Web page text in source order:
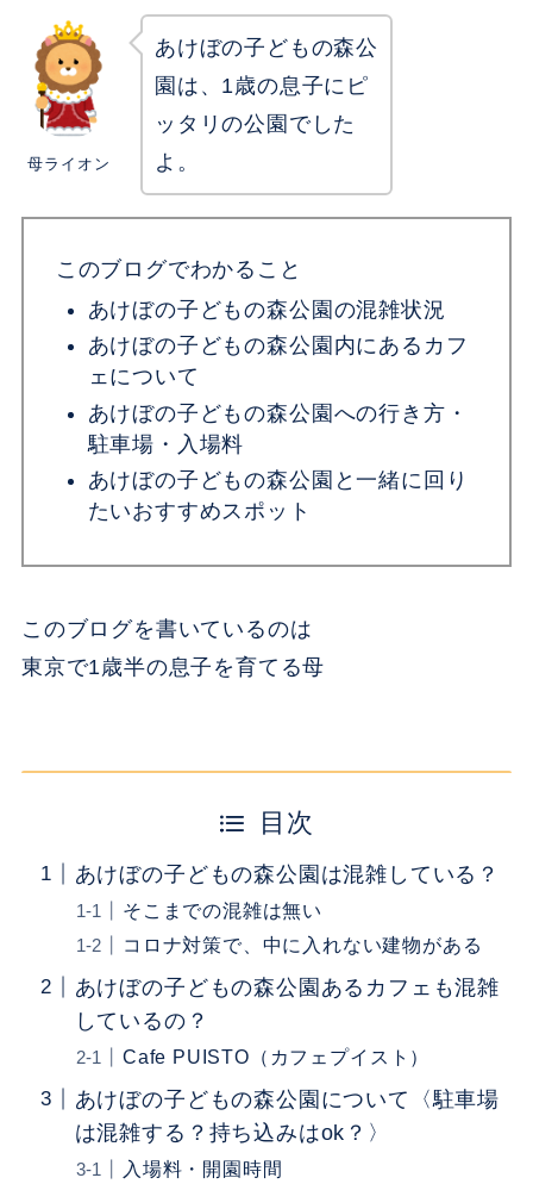
母ライオン
あけぼの子どもの森公
園は、1歳の息子にピ
ッタリの公園でした
よ。
このブログでわかること
あけぼの子どもの森公園の混雑状況
あけぼの子どもの森公園内にあるカフ
ェについて
あけぼの子どもの森公園への行き方・
駐車場・入場料
あけぼの子どもの森公園と一緒に回り
たいおすすめスポット
このブログを書いているのは
東京で1歳半の息子を育てる母
目次
あけぼの子どもの森公園は混雑している？
そこまでの混雑は無い
コロナ対策で、中に入れない建物がある
あけぼの子どもの森公園あるカフェも混雑
しているの？
Cafe PUISTO（カフェプイスト）
あけぼの子どもの森公園について〈駐車場
は混雑する？持ち込みはok？〉
入場料・開園時間